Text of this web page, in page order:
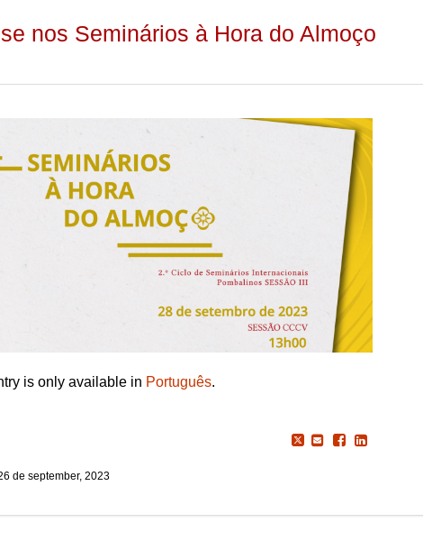
nos Seminários à Hora do Almoço
is only available in Português.
de september, 2023